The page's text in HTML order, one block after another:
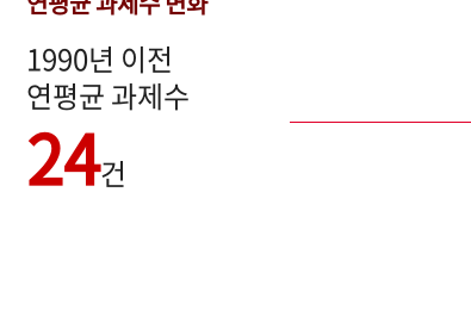
1990년 이전
연평균 과제수
24건